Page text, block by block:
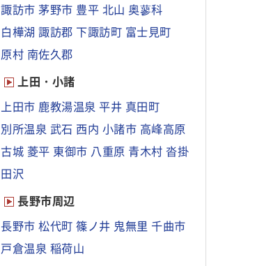
諏訪市 茅野市 豊平 北山 奥蓼科
白樺湖 諏訪郡 下諏訪町 富士見町
原村 南佐久郡
上田・小諸
上田市 鹿教湯温泉 平井 真田町
別所温泉 武石 西内 小諸市 高峰高原
古城 菱平 東御市 八重原 青木村 沓掛
田沢
長野市周辺
長野市 松代町 篠ノ井 鬼無里 千曲市
戸倉温泉 稲荷山